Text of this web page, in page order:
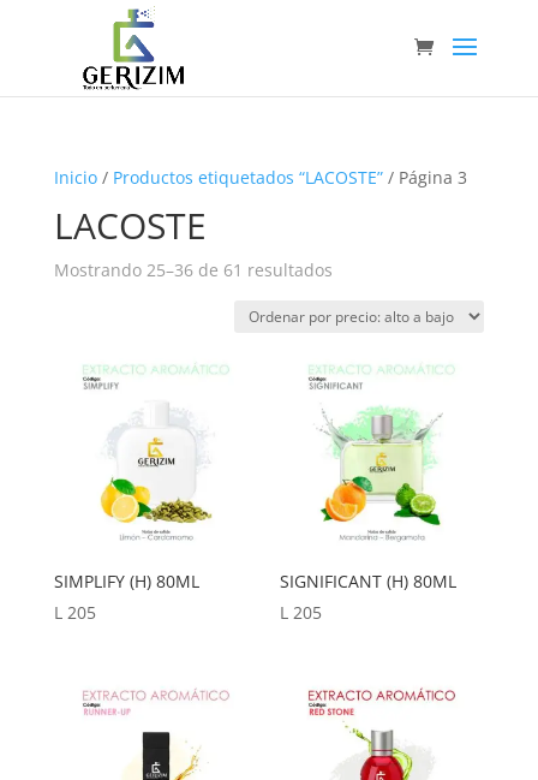
Inicio/ Productos etiquetados “LACOSTE”/ Página 3
LACOSTE
Mostrando 25–36 de 61 resultadosOrdenado
precio:
a
bajo
SIMPLIFY (H) 80ML
L205
SIGNIFICANT (H) 80ML
L205